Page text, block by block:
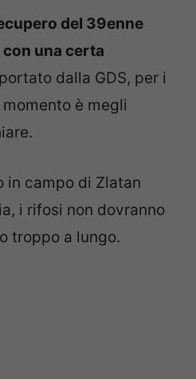
del 39enne
una certa
dalla GDS, per i
è megli
in campo di Zlatan
i rifosi non dovranno
troppo a lungo.